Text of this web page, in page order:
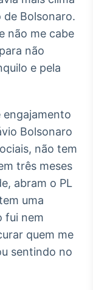
Bolsonaro.
não me cabe
não
e pela
Bolsonaro
não tem
três meses
abram o PL
uma
fui nem
quem me
sentindo no